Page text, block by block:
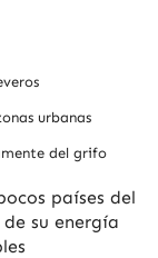
urbanas
del grifo
países del
su energía